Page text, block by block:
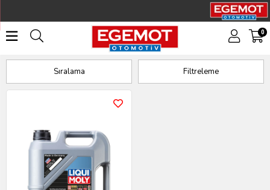
0
5W20
Filtreleme
Sıralama